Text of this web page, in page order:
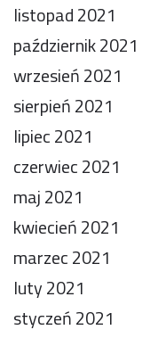
listopad 2021
październik 2021
wrzesień 2021
sierpień 2021
lipiec 2021
czerwiec 2021
maj 2021
kwiecień 2021
marzec 2021
luty 2021
styczeń 2021